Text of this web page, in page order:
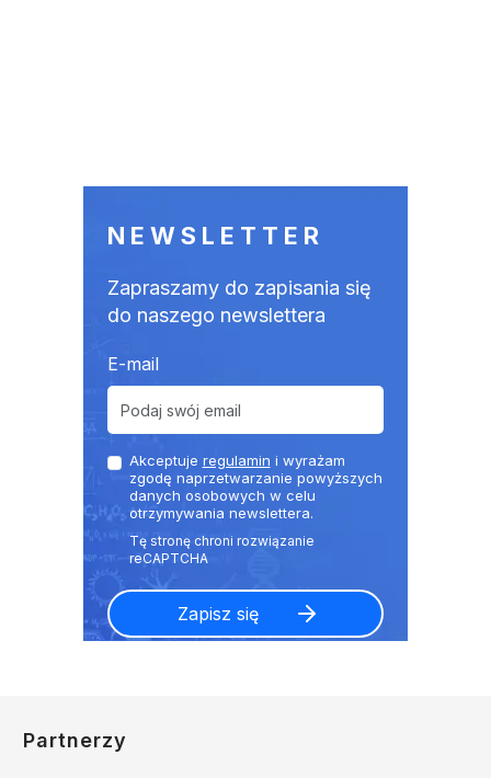
NEWSLETTER
Zapraszamy do zapisania się
do naszego newslettera
E-mail
Akceptuje regulamin i wyrażam
zgodę naprzetwarzanie powyższych
danych osobowych w celu
otrzymywania newslettera.
Partnerzy